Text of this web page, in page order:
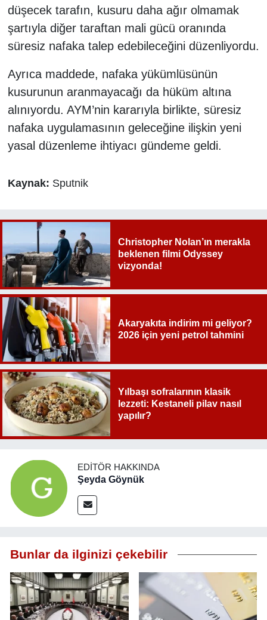
düşecek tarafın, kusuru daha ağır olmamak
şartıyla diğer taraftan mali gücü oranında
süresiz nafaka talep edebileceğini düzenliyordu.
Ayrıca maddede, nafaka yükümlüsünün
kusurunun aranmayacağı da hüküm altına
alınıyordu. AYM’nin kararıyla birlikte, süresiz
nafaka uygulamasının geleceğine ilişkin yeni
yasal düzenleme ihtiyacı gündeme geldi.
Kaynak: Sputnik
Christopher Nolan’ın merakla
beklenen filmi Odyssey
vizyonda!
Akaryakıta indirim mi geliyor?
2026 için yeni petrol tahmini
Yılbaşı sofralarının klasik
lezzeti: Kestaneli pilav nasıl
yapılır?
EDITÖR HAKKINDA
Şeyda Göynük
Bunlar da ilginizi çekebilir